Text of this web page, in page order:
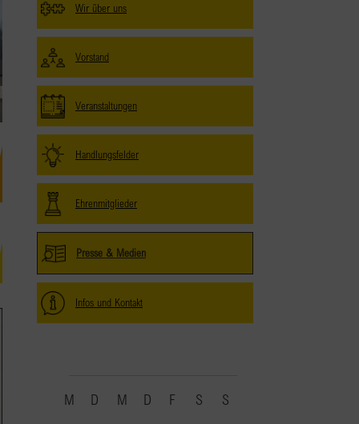
Wir über uns
Vorstand
Veranstaltungen
Handlungsfelder
Ehrenmitglieder
Presse & Medien
Infos und Kontakt
Veranstaltungen
Kalender
M MONTAG
D DIENSTAG
M MITTWOCH
D DONNERSTAG
F FREITAG
S SAMSTAG
S